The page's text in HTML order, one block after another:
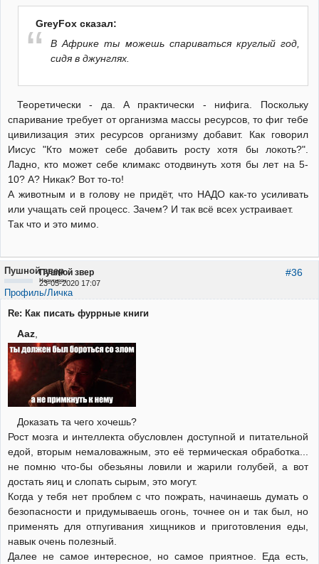
GreyFox сказал:
В Африке ты можешь спариваться круглый год,
сидя в джунглях.
Теоретически - да. А практически - нифига. Поскольку
спаривание требует от организма массы ресурсов, то фиг тебе
цивилизация этих ресурсов организму добавит. Как говорил
Иисус "Кто может себе добавить росту хотя бы локоть?".
Ладно, кто может себе климакс отодвинуть хотя бы лет на 5-
10? А? Никак? Вот то-то!
А животным и в голову не придёт, что НАДО как-то усиливать
или учащать сей процесс. Зачем? И так всё всех устраивает.
Так что и это мимо.
#36
Пушной звер
23-05-2020 17:07
Пушной звер
Неактивен
Профиль/Личка
Re: Как писать фуррные книги
Aaz,
Доказать та чего хочешь?
Рост мозга и интеллекта обусловлен доступной и питательной
едой, вторым немаловажным, это её термическая обработка...
не помню что-бы обезьяны ловили и жарили голубей, а вот
достать яиц и слопать сырым, это могут.
Когда у тебя нет проблем с что пожрать, начинаешь думать о
безопасности и придумываешь огонь, точнее он и так был, но
применять для отпугивания хищников и приготовления еды,
навык очень полезный.
Далее не самое интересное, но самое приятное. Еда есть,